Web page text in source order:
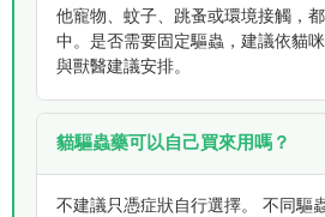
他寵物、蚊子、跳蚤或環境接觸，
中。是否需要固定驅蟲，建議依貓
與獸醫建議安排。
貓驅蟲藥可以自己買來用嗎？
不建議只憑症狀自行選擇。 不同驅